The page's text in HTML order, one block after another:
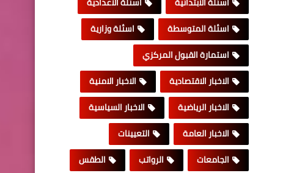
اسئلة المتوسطة
اسئلة وزارية
استمارة القبول المركزي
الاخبار الاقتصادية
الاخبار الامنية
الاخبار الرياضية
الاخبار السياسية
الاخبار العامة
التعيينات
الجامعات
الرواتب الطقس